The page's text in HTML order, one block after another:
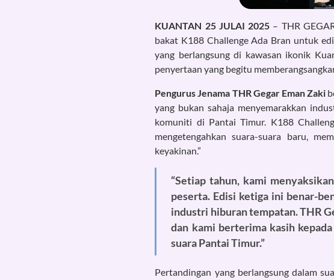
KUANTAN 25 JULAI 2025 – THR
bakat K188 Challenge Ada Bran untuk
yang berlangsung di kawasan ikonik
penyertaan yang begitu
Pengurus Jenama THR Gegar Eman Zaki
yang bukan sahaja menyemarakkan
komuniti di Pantai Timur. K188
mengetengahkan suara-suara baru,
keyakinan.”
“Setiap tahun, kami
peserta. Edisi ketiga ini benar-
industri hiburan tempatan. THR
dan kami berterima kasih
suara Pantai Timur.”
Pertandingan yang berlangsung dalam